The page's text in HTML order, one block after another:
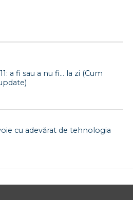
a fi sau a nu fi… la zi (Cum
cu adevărat de tehnologia